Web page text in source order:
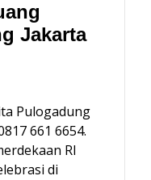
Jakarta
Pulogadung
661 6654.
RI
di